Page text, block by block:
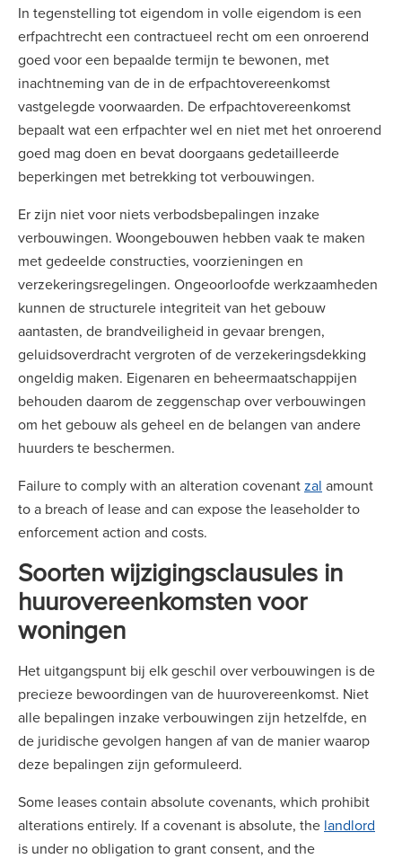
In tegenstelling tot eigendom in volle eigendom is een
erfpachtrecht een contractueel recht om een onroerend
goed voor een bepaalde termijn te bewonen, met
inachtneming van de in de erfpachtovereenkomst
vastgelegde voorwaarden. De erfpachtovereenkomst
bepaalt wat een erfpachter wel en niet met het onroerend
goed mag doen en bevat doorgaans gedetailleerde
beperkingen met betrekking tot verbouwingen.
Er zijn niet voor niets verbodsbepalingen inzake
verbouwingen. Woongebouwen hebben vaak te maken
met gedeelde constructies, voorzieningen en
verzekeringsregelingen. Ongeoorloofde werkzaamheden
kunnen de structurele integriteit van het gebouw
aantasten, de brandveiligheid in gevaar brengen,
geluidsoverdracht vergroten of de verzekeringsdekking
ongeldig maken. Eigenaren en beheermaatschappijen
behouden daarom de zeggenschap over verbouwingen
om het gebouw als geheel en de belangen van andere
huurders te beschermen.
Failure to comply with an alteration covenantzal amount
to a breach of lease and can expose the leaseholder to
enforcement action and costs.
Soorten wijzigingsclausules in
huurovereenkomsten voor
woningen
Het uitgangspunt bij elk geschil over verbouwingen is de
precieze bewoordingen van de huurovereenkomst. Niet
alle bepalingen inzake verbouwingen zijn hetzelfde, en
de juridische gevolgen hangen af van de manier waarop
deze bepalingen zijn geformuleerd.
Some leases contain absolute covenants, which prohibit
alterations entirely. If a covenant is absolute, the landlord
is under no obligation to grant consent, and the